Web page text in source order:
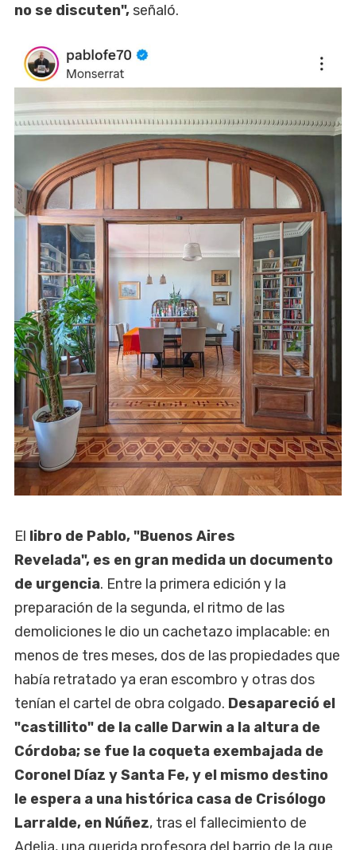
no se discuten", señaló.
El libro de Pablo, "Buenos Aires
Revelada", es en gran medida un documento
de urgencia. Entre la primera edición y la
preparación de la segunda, el ritmo de las
demoliciones le dio un cachetazo implacable: en
menos de tres meses, dos de las propiedades que
había retratado ya eran escombro y otras dos
tenían el cartel de obra colgado. Desapareció el
"castillito" de la calle Darwin a la altura de
Córdoba; se fue la coqueta exembajada de
Coronel Díaz y Santa Fe, y el mismo destino
le espera a una histórica casa de Crisólogo
Larralde, en Núñez, tras el fallecimiento de